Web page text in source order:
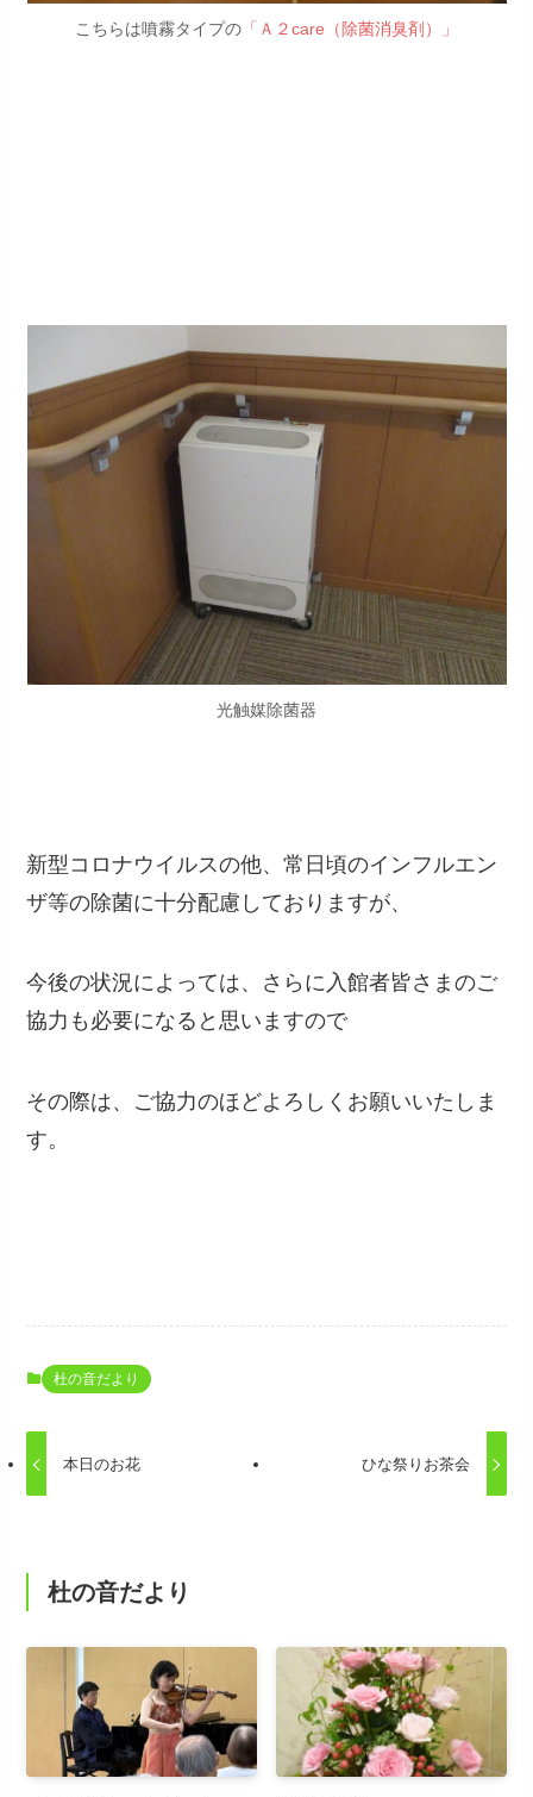
こちらは噴霧タイプの 「Ａ２care（除菌消臭剤）」
光触媒除菌器
新型コロナウイルスの他、常日頃のインフルエン
ザ等の除菌に十分配慮しておりますが、
今後の状況によっては、さらに入館者皆さまのご
協力も必要になると思いますので
その際は、ご協力のほどよろしくお願いいたしま
す。
杜の音だより
本日のお花 ひな祭りお茶会
杜の音だより